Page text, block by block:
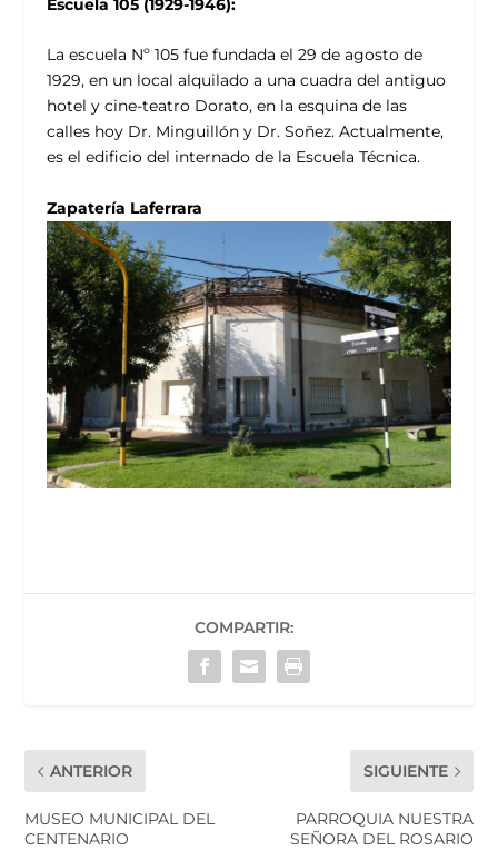
Escuela 105 (1929-1946):
La escuela Nº 105 fue fundada el 29 de agosto de
1929, en un local alquilado a una cuadra del antiguo
hotel y cine-teatro Dorato, en la esquina de las
calles hoy Dr. Minguillón y Dr. Soñez. Actualmente,
es el edificio del internado de la Escuela Técnica.
Zapatería Laferrara
COMPARTIR:
ANTERIOR
MUSEO MUNICIPAL DEL
CENTENARIO
SIGUIENTE
PARROQUIA NUESTRA
SEÑORA DEL ROSARIO